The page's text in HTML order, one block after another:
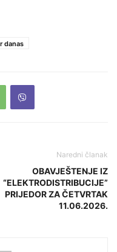
danas
Naredni članak
OBAVJEŠTENJE IZ
“ELEKTRODISTRIBUCIJE”
PRIJEDOR ZA ČETVRTAK
11.06.2026.